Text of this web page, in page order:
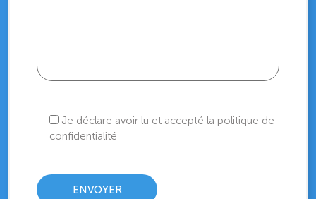
Je déclare avoir lu et accepté la politique de
confidentialité